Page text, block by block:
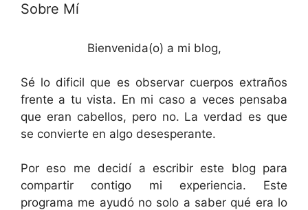
Sobre Mí
Bienvenida(o) a mi blog,
Sé lo dificil que es observar cuerpos extraños
frente a tu vista. En mi caso a veces pensaba
que eran cabellos, pero no. La verdad es que
se convierte en algo desesperante.
Por eso me decidí a escribir este blog para
compartir contigo mi experiencia. Este
programa me ayudó no solo a saber qué era lo